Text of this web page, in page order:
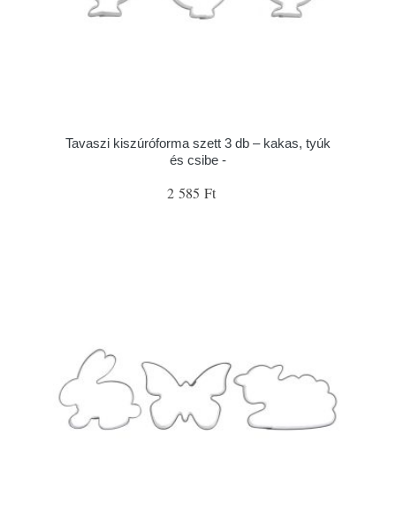
Tavaszi kiszúróforma szett 3 db – kakas, tyúk
és csibe -
2 585 Ft